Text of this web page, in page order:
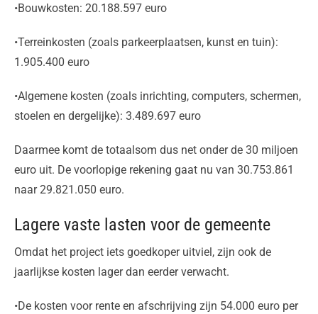
•Bouwkosten: 20.188.597 euro
•Terreinkosten (zoals parkeerplaatsen, kunst en tuin):
1.905.400 euro
•Algemene kosten (zoals inrichting, computers, schermen,
stoelen en dergelijke): 3.489.697 euro
Daarmee komt de totaalsom dus net onder de 30 miljoen
euro uit. De voorlopige rekening gaat nu van 30.753.861
naar 29.821.050 euro.
Lagere vaste lasten voor de gemeente
Omdat het project iets goedkoper uitviel, zijn ook de
jaarlijkse kosten lager dan eerder verwacht.
•De kosten voor rente en afschrijving zijn 54.000 euro per